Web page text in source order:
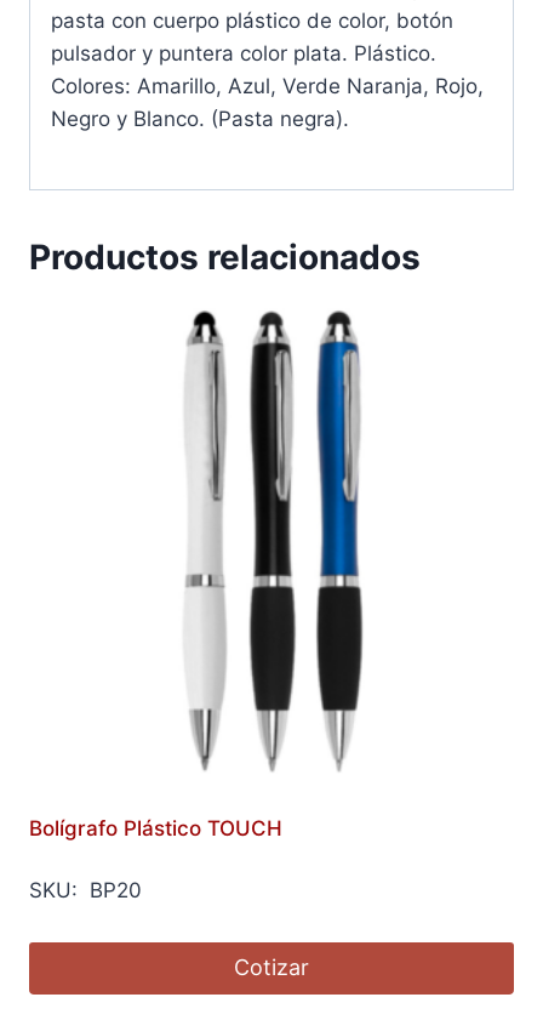
pasta con cuerpo plástico de color, botón
pulsador y puntera color plata. Plástico.
Colores: Amarillo, Azul, Verde Naranja, Rojo,
Negro y Blanco. (Pasta negra).
Productos relacionados
Bolígrafo Plástico TOUCH
SKU: BP20
Cotizar